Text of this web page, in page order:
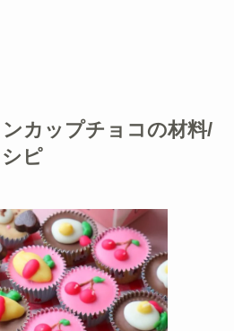
カップチョコの材料/
ピ